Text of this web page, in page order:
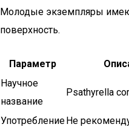
Молодые экземпляры
поверхность.
Параметр
Научное
название
Psathyrella
УпотреблениеНе